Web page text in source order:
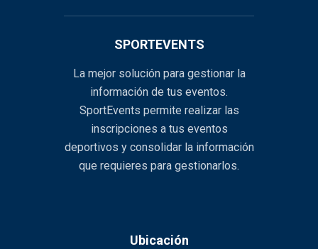
SPORTEVENTS
La mejor solución para gestionar la
información de tus eventos.
SportEvents permite realizar las
inscripciones a tus eventos
deportivos y consolidar la información
que requieres para gestionarlos.
Ubicación